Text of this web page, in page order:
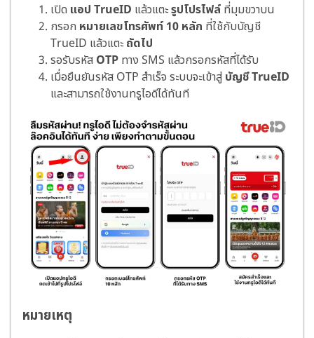
เปิด แอป TrueID แล้วแตะรูปโปรไฟล์ ที่มุมขวาบน
กรอก หมายเลขโทรศัพท์ 10 หลัก ที่ใช้กับบัญชี
TrueID แล้วแตะถัดไป
รอรับรหัส OTP ทาง SMS แล้วกรอกรหัสที่ได้รับ
เมื่อยืนยันรหัส OTP สำเร็จ ระบบจะเข้าสู่ บัญชี TrueID
และสามารถใช้งานทรูไอดีได้ทันที
หมายเหตุ